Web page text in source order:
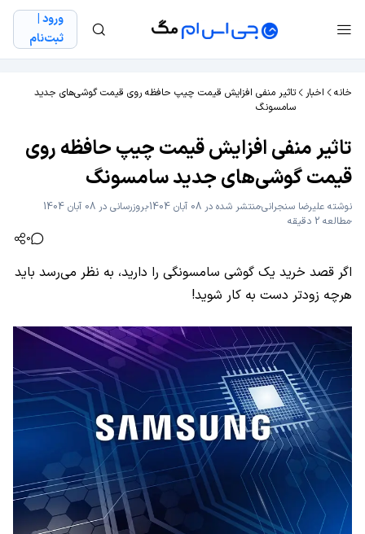
ورود |
ثبت‌نام
خانه اخبار
تاثیر منفی افزایش قیمت چیپ حافظه روی قیمت گوشی‌های جدید
سامسونگ
تاثیر منفی افزایش قیمت چیپ حافظه روی
قیمت گوشی‌های جدید سامسونگ
نوشته علیرضا سنجرانیمنتشر شده در 08 آبان 1404
بروزرسانی در 08 آبان 1404
مطالعه 2 دقیقه
0
اگر قصد خرید یک گوشی سامسونگی را دارید، به نظر می‌رسد باید
هرچه زودتر دست به کار شوید!